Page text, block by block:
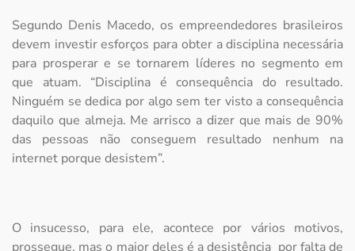
Segundo Denis Macedo, os empreendedores brasileiros
devem investir esforços para obter a disciplina necessária
para prosperar e se tornarem líderes no segmento em
que atuam. “Disciplina é consequência do resultado.
Ninguém se dedica por algo sem ter visto a consequência
daquilo que almeja. Me arrisco a dizer que mais de 90%
das pessoas não conseguem resultado nenhum na
internet porque desistem”.
O insucesso, para ele, acontece por vários motivos,
prossegue, mas o maior deles é a desistência por falta de